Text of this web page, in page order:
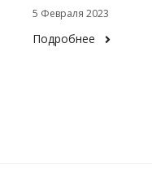
5 Февраля 2023
Подробнее